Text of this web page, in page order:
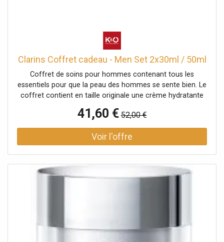
régulierement des trous dans du béton ou du béton armé,
pour, par exemple, installer des ancrages ou des fixations.
Le foret pour perforateurs Bosch EXPERT SDS plus-7X
offre des performances, une fiabilité et une longévité
sans pareil. C'est l'accessoire EXPERT qu'il vous faut pour
votre marteau burineur SDS plus.>
Clarins Coffret cadeau - Men Set 2x30ml / 50ml
Coffret de soins pour hommes contenant tous les
essentiels pour que la peau des hommes se sente bien. Le
coffret contient en taille originale une crème hydratante
pour le visage qui procure une sensation de bien-être
absolu, spécialement conçue pour les peaux agressées
par le rasage. Le coffret contient également des formats
découverte de Shampooing Douche, un produit nettoyant
peau. Elle est ainsi parfaitement préparée pour les soins
suivants. Un échantillon du concentré de soin contour des
Shampooing Douche, 30 ml Nettoyant Visage, 30 ml
41,60 € 52,00 €